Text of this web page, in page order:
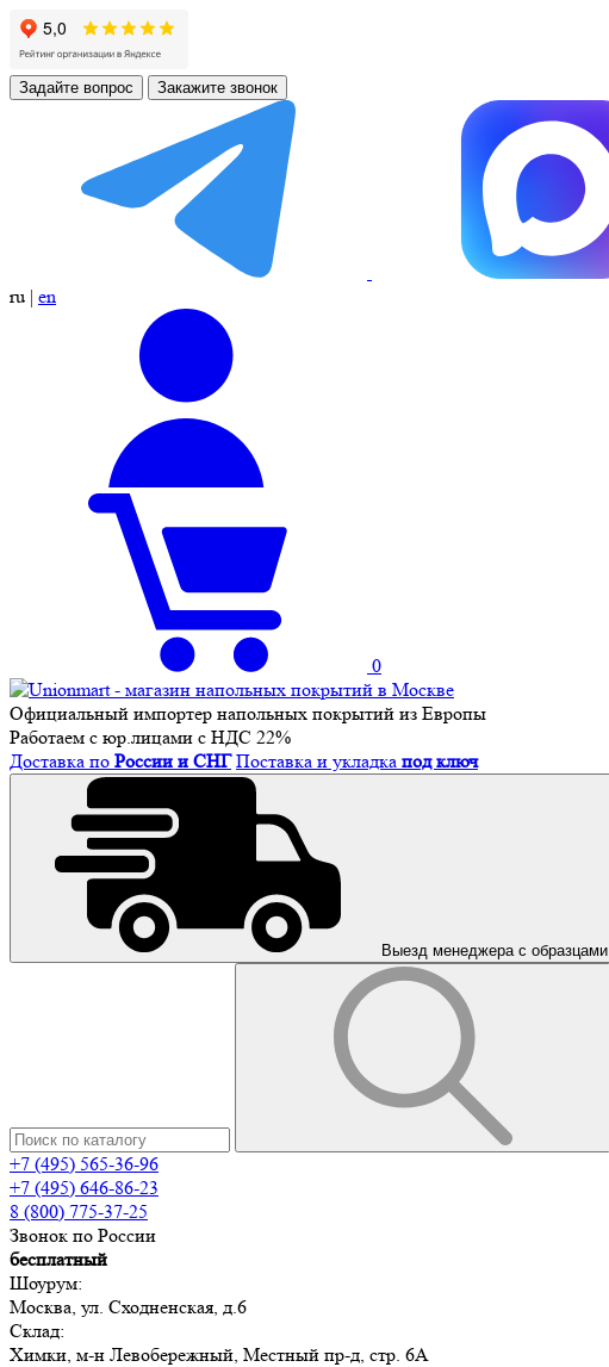
Задайте вопрос Закажите звонок
ru | en
0
Официальный импортер напольных покрытий из Европы
Работаем с юр.лицами с НДС 22%
Доставка по России и СНГ Поставка и укладка под ключ
Выезд менеджера с образцами
+7 (495) 565-36-96
+7 (495) 646-86-23
8 (800) 775-37-25
Звонок по России
бесплатный
Шоурум:
Москва, ул. Сходненская, д.6
Склад:
Химки, м-н Левобережный, Местный пр-д, стр. 6А